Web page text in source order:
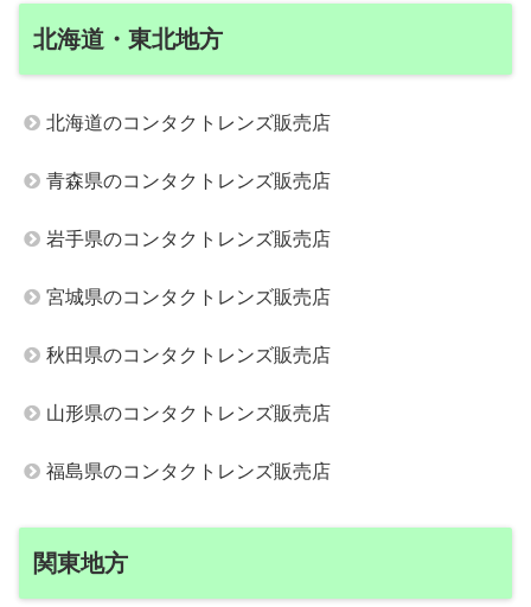
北海道・東北地方
北海道のコンタクトレンズ販売店
青森県のコンタクトレンズ販売店
岩手県のコンタクトレンズ販売店
宮城県のコンタクトレンズ販売店
秋田県のコンタクトレンズ販売店
山形県のコンタクトレンズ販売店
福島県のコンタクトレンズ販売店
関東地方